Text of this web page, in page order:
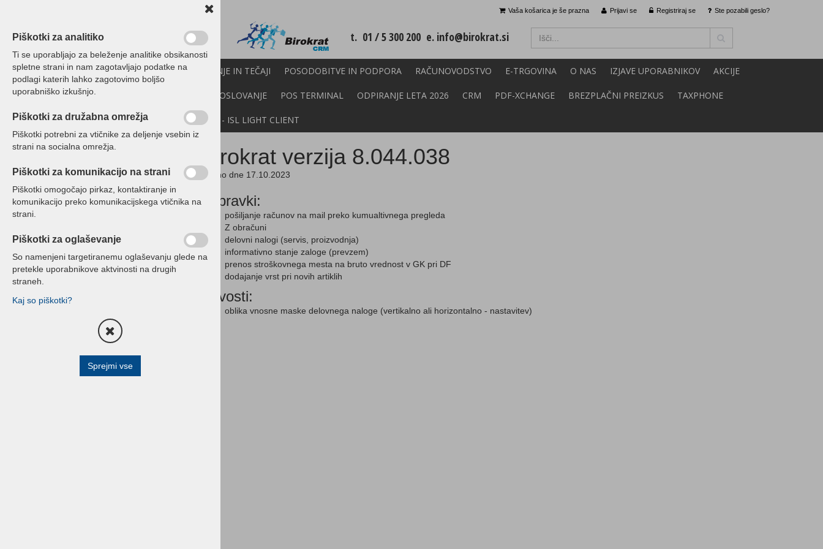
Prijavi se Registriraj se Ste pozabili geslo?
Vaša košarica je še prazna
t. 01 / 5 300 200 e. info@birokrat.si
PROGRAMI BIROKRAT IZOBRAŽEVANJE IN TEČAJI POSODOBITVE IN PODPORA RAČUNOVODSTVO E-TRGOVINA O NAS IZJAVE UPORABNIKOV AKCIJE
CENIK E-POSLOVANJE POS TERMINAL ODPIRANJE LETA 2026 CRM PDF-XCHANGE BREZPLAČNI PREIZKUS TAXPHONE
DEMO VERZIJE POMOČ NA DALJAVO - ISL LIGHT CLIENT
Posodobitve vključujejo
Novosti in popravki
Verzija 8.044.091
Verzija 8.044.080
Verzija 8.044.077
Verzija 8.044.075
Verzija 8.044.071
Verzija 8.044.062
Verzija 8.044.061
Verzija 8.044.058
Verzija 8.044.053
Verzija 8.044.048
Birokrat verzija 8.044.038
Izdano dne 17.10.2023
Popravki:
pošiljanje računov na mail preko kumualtivnega pregleda
Z obračuni
delovni nalogi (servis, proizvodnja)
informativno stanje zaloge (prevzem)
prenos stroškovnega mesta na bruto vrednost v GK pri DF
dodajanje vrst pri novih artiklih
Novosti:
oblika vnosne maske delovnega naloge (vertikalno ali horizontalno - nastavitev)
Piškotki za analitiko
Ti se uporabljajo za beleženje analitike obsikanosti
spletne strani in nam zagotavljajo podatke na
podlagi katerih lahko zagotovimo boljšo
uporabniško izkušnjo.
Piškotki za družabna omrežja
Piškotki potrebni za vtičnike za deljenje vsebin iz
strani na socialna omrežja.
Piškotki za komunikacijo na strani
Piškotki omogočajo pirkaz, kontaktiranje in
komunikacijo preko komunikacijskega vtičnika na
strani.
Piškotki za oglaševanje
So namenjeni targetiranemu oglaševanju glede na
pretekle uporabnikove aktvinosti na drugih
straneh.
Kaj so piškotki?
Sprejmi vse